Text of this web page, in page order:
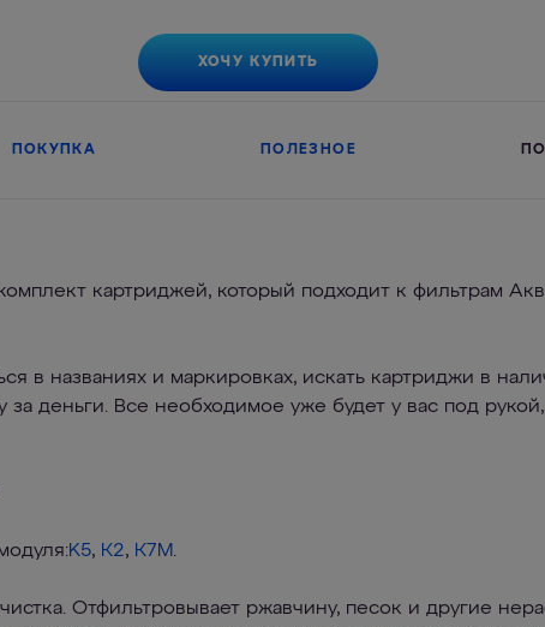
ХОЧУ КУПИТЬ
ПОКУПКА ПОЛЕЗНОЕ
картриджей, который подходит к фильтрам
в названиях и маркировках, искать картриджи в
за деньги. Все необходимое уже будет у вас под
K5, К2, К7M.
Отфильтровывает ржавчину, песок и другие